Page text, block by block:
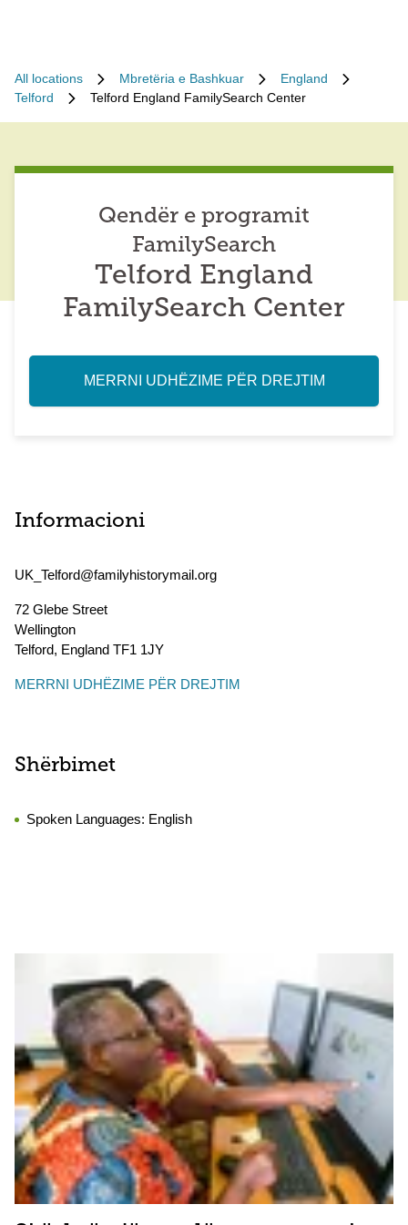
All locations Mbretëria e Bashkuar
England
Telford
Telford England FamilySearch Center
Qendër e programit
FamilySearch
Telford England
FamilySearch Center
MERRNI UDHËZIME PËR DREJTIM
Informacioni
UK_Telford@familyhistorymail.org
72 Glebe Street
Wellington
Telford, England TF1 1JY
MERRNI UDHËZIME PËR DREJTIM
Shërbimet
Spoken Languages: English